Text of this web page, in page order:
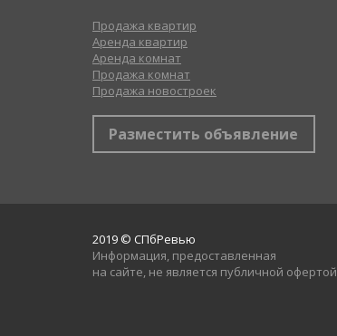
Продажа квартир
Аренда квартир
Аренда комнат
Продажа комнат
Продажа новостроек
Разместить объявление
2019 © СПбРевью
Информация, предоставленная
на сайте, не является публичной офертой